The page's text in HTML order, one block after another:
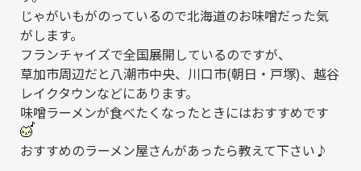
じゃがいもがのっているので北海道のお味噌だった気
がします。
フランチャイズで全国展開しているのですが、
草加市周辺だと八潮市中央、川口市(朝日・戸塚)、越谷
レイクタウンなどにあります。
味噌ラーメンが食べたくなったときにはおすすめです
おすすめのラーメン屋さんがあったら教えて下さい♪